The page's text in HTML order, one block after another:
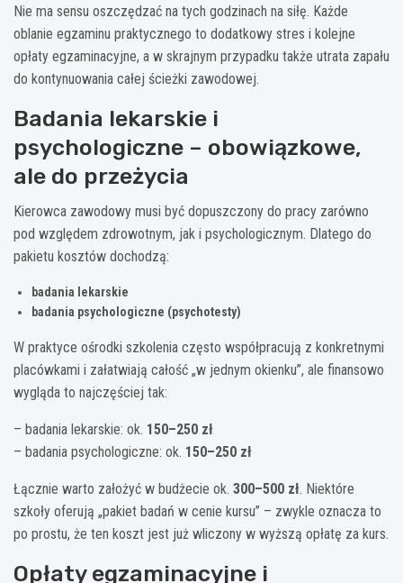
Nie ma sensu oszczędzać na tych godzinach na siłę. Każde
oblanie egzaminu praktycznego to dodatkowy stres i kolejne
opłaty egzaminacyjne, a w skrajnym przypadku także utrata zapału
do kontynuowania całej ścieżki zawodowej.
Badania lekarskie i
psychologiczne – obowiązkowe,
ale do przeżycia
Kierowca zawodowy musi być dopuszczony do pracy zarówno
pod względem zdrowotnym, jak i psychologicznym. Dlatego do
pakietu kosztów dochodzą:
badania lekarskie
badania psychologiczne (psychotesty)
W praktyce ośrodki szkolenia często współpracują z konkretnymi
placówkami i załatwiają całość „w jednym okienku”, ale finansowo
wygląda to najczęściej tak:
– badania lekarskie: ok. 150–250 zł
– badania psychologiczne: ok. 150–250 zł
Łącznie warto założyć w budżecie ok. 300–500 zł. Niektóre
szkoły oferują „pakiet badań w cenie kursu” – zwykle oznacza to
po prostu, że ten koszt jest już wliczony w wyższą opłatę za kurs.
Opłaty egzaminacyjne i